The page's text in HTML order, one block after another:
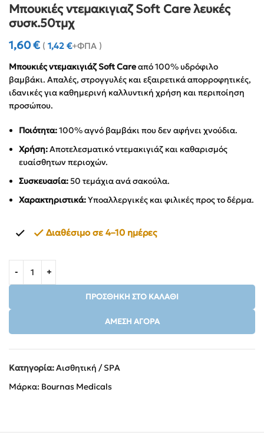
Μπουκιές ντεμακιγιαζ Soft Care λευκές
συσκ.50τμχ
1,60€ ( 1,42 €+ΦΠΑ )
Μπουκιές ντεμακιγιάζ Soft Careαπό 100% υδρόφιλο
βαμβάκι. Απαλές, στρογγυλές και εξαιρετικά απορροφητικές,
ιδανικές για καθημερινή καλλυντική χρήση και περιποίηση
προσώπου.
Ποιότητα:100% αγνό βαμβάκι που δεν αφήνει χνούδια.
Χρήση:Αποτελεσματικό ντεμακιγιάζ και καθαρισμός
ευαίσθητων περιοχών.
Συσκευασία:50 τεμάχια ανά σακούλα.
Χαρακτηριστικά:Υποαλλεργικές και φιλικές προς το δέρμα.
Διαθέσιμο σε 4–10 ημέρες
ΠΡΟΣΘΉΚΗ ΣΤΟ ΚΑΛΆΘΙ
ΆΜΕΣΗ ΑΓΟΡΆ
Κατηγορία:Αισθητική / SPA
Μάρκα: Bournas Medicals